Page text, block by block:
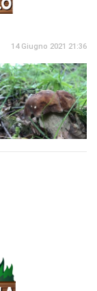
14 Giugno 2021 21:36